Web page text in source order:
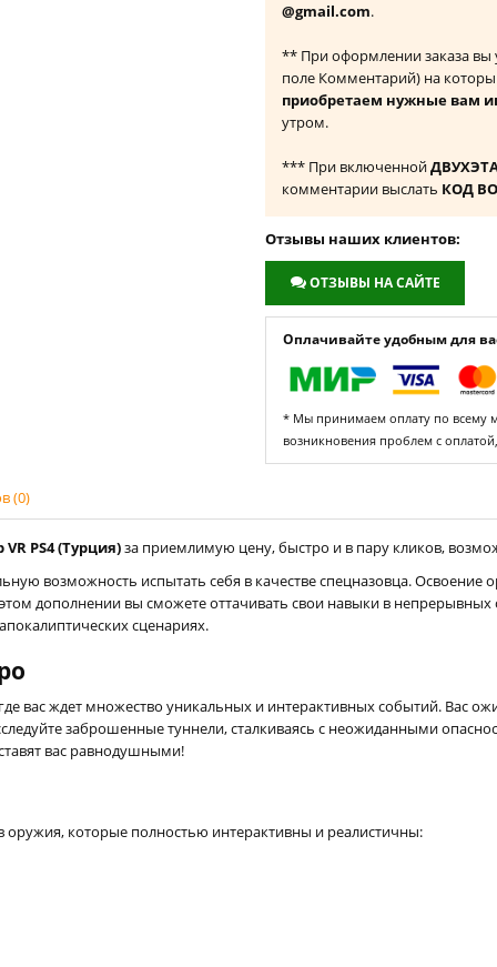
@gmail.com.
** При оформлении заказа вы
поле Комментарий) на
приобретаем нужные вам
утром.
*** При включенной
комментарии выслать КОД
Отзывы наших клиентов:
ОТЗЫВЫ НА САЙТЕ
Оплачивайте удобным для
* Мы принимаем оплату по всему
возникновения проблем с
(0)
PS4 (Турция)за приемлимую цену, быстро и в пару кликов,
возможность испытать себя в качестве спецназовца.
дополнении вы сможете оттачивать свои навыки в
сценариях.
вас ждет множество уникальных и интерактивных событий. Вас
заброшенные туннели, сталкиваясь с неожиданными
вас равнодушными!
которые полностью интерактивны и реалистичны: